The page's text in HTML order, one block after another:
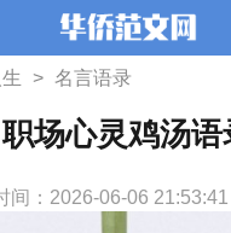
> 名言语录
职场心灵鸡汤语
间：2026-06-06 21:53:41